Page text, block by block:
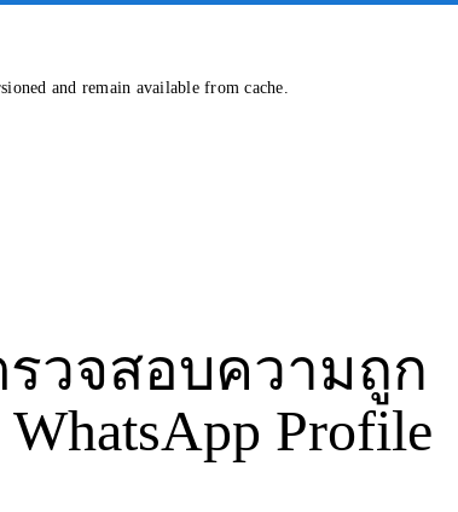
and remain available from cache.
วจสอบความถูก
Profile